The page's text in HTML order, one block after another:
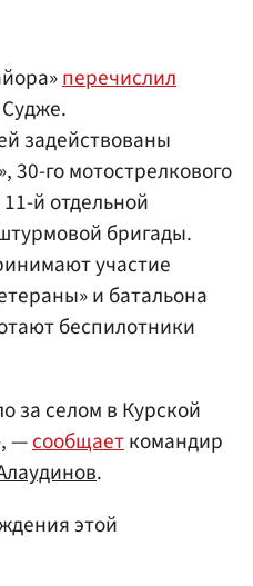
перечислил
задействованы
30-го мотострелкового
й отдельной
бригады.
участие
и батальона
беспилотники
за селом в Курской
—сообщаеткомандир
.
этой